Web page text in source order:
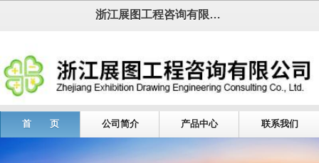
浙江展图工程咨询有限公司
首 页 公司简介 产品中心 联系我们